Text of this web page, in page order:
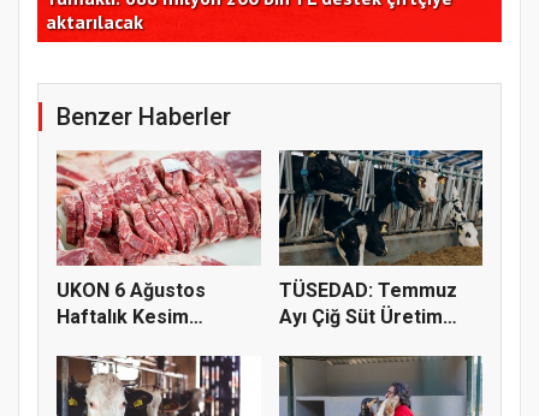
aktarılacak
Benzer Haberler
UKON 6 Ağustos
Haftalık Kesim
TÜSEDAD: Temmuz
Ayı Çiğ Süt Üretim